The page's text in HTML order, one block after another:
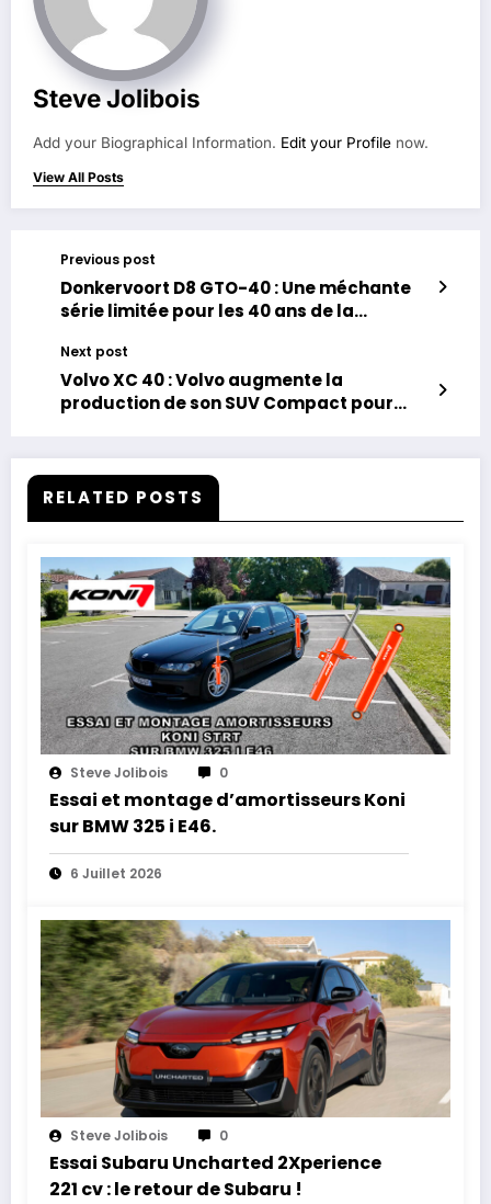
Steve Jolibois
Add your Biographical Information. Edit your Profile now.
View All Posts
Previous post
Donkervoort D8 GTO-40 : Une méchante
série limitée pour les 40 ans de la
Next post
Volvo XC 40 : Volvo augmente la
production de son SUV Compact pour
RELATED POSTS
Steve Jolibois 0
Essai et montage d’amortisseurs Koni
sur BMW 325 i E46.
6 Juillet 2026
Steve Jolibois 0
Essai Subaru Uncharted 2Xperience
221 cv : le retour de Subaru !